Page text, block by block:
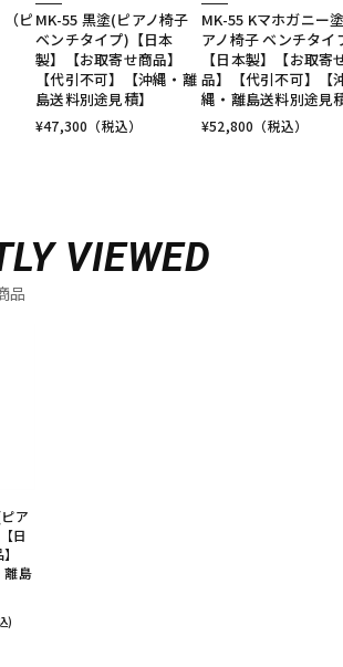
ピ MK-55 黒塗(ピアノ椅子
ベンチタイプ)【日本
製】【お取寄せ商品】
【代引不可】【沖縄・離
島送料別途見積】
¥47,300 （税込）
MK-55 Kマホガニー
アノ椅子 ベンチタイ
【日本製】【お取寄
品】【代引不可】【
縄・離島送料別途見
¥52,800 （税込）
VIEWED
品
ア
日
離島
)